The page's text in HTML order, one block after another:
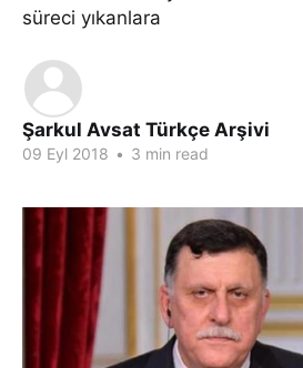
süreci yıkanlara
Şarkul Avsat Türkçe Arşivi
09 Eyl 2018 • 3 min read